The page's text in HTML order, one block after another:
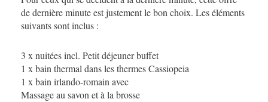
de dernière minute est justement le bon choix. Les éléments
suivants sont inclus :
3 x nuitées incl. Petit déjeuner buffet
1 x bain thermal dans les thermes Cassiopeia
1 x bain irlando-romain avec
Massage au savon et à la brosse